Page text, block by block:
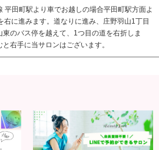
平田町駅より車でお越しの場合平田町駅方面よ
右に進みます。道なりに進み、庄野羽山1丁目
東のバス停を越えて、1つ目の道を右折しま
右手に当サロンはございます。